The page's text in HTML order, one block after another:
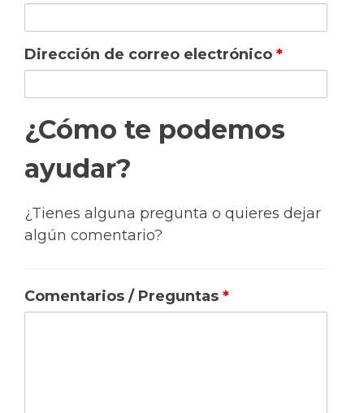
Dirección de correo electrónico *
¿Cómo te podemos
ayudar?
¿Tienes alguna pregunta o quieres dejar
algún comentario?
Comentarios / Preguntas *